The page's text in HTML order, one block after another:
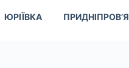
ЮРІЇВКА ПРИДНІПРОВ’Я